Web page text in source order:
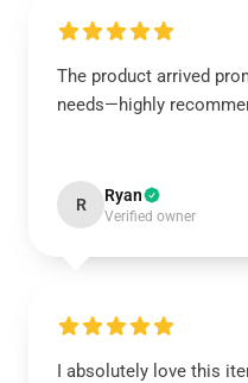
The product arrived
needs—highly
R Ryan
Verified owner
I absolutely love this